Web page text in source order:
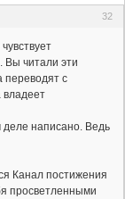
32
Вы читали эти
переводят с
владеет
деле написано. Ведь
Канал постижения
просветленными